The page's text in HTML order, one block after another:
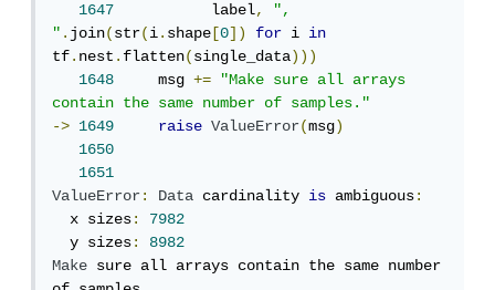
1647
           label
,
",
".join(str(i.shape [0]) for i in
tf.nest.flatten(single_data)))
1648
     msg
+=
"Make sure all arrays
contain the same number of samples."
->
1649 raise ValueError(msg)
1650
1651
ValueError: Data cardinality is ambiguous:
  x sizes
:
7982
  y sizes
:
8982
Make sure all arrays contain the same number